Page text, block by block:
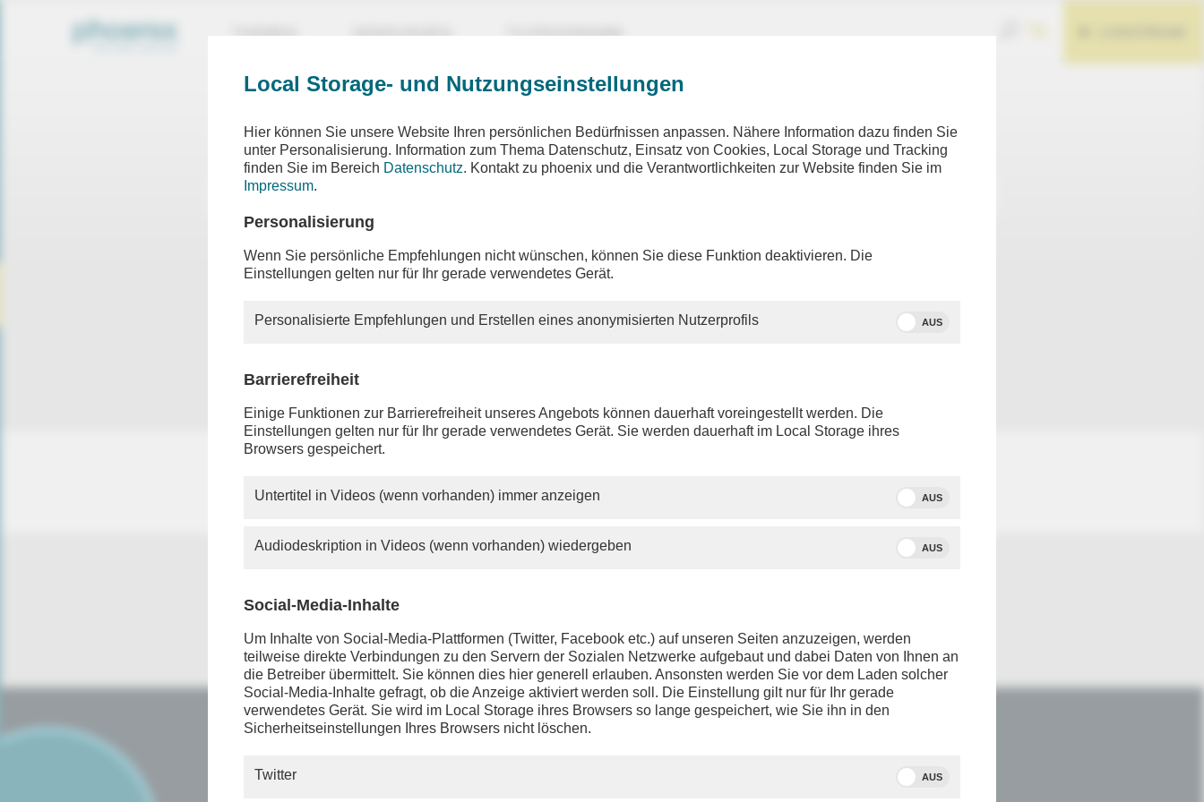
THEMEN SENDUNGEN TV-PROGRAMM
Teilen
Youtube
Facebook
Local Storage- und Nutzungseinstellungen
Hier können Sie unsere Website Ihren persönlichen Bedürfnissen anpassen. Nähere Information dazu finden Sie
unter Personalisierung. Information zum Thema Datenschutz, Einsatz von Cookies, Local Storage und Tracking
finden Sie im Bereich Datenschutz. Kontakt zu phoenix und die Verantwortlichkeiten zur Website finden Sie im
Impressum.
Personalisierung
Wenn Sie persönliche Empfehlungen nicht wünschen, können Sie diese Funktion deaktivieren. Die
Einstellungen gelten nur für Ihr gerade verwendetes Gerät.
Personalisierte Empfehlungen und Erstellen eines anonymisierten Nutzerprofils AUS
Barrierefreiheit
Einige Funktionen zur Barrierefreiheit unseres Angebots können dauerhaft voreingestellt werden. Die
Einstellungen gelten nur für Ihr gerade verwendetes Gerät. Sie werden dauerhaft im Local Storage ihres
Browsers gespeichert.
Untertitel in Videos (wenn vorhanden) immer anzeigen AUS
Audiodeskription in Videos (wenn vorhanden) wiedergeben AUS
Social-Media-Inhalte
Um Inhalte von Social-Media-Plattformen (Twitter, Facebook etc.) auf unseren Seiten anzuzeigen, werden
teilweise direkte Verbindungen zu den Servern der Sozialen Netzwerke aufgebaut und dabei Daten von Ihnen an
die Betreiber übermittelt. Sie können dies hier generell erlauben. Ansonsten werden Sie vor dem Laden solcher
Social-Media-Inhalte gefragt, ob die Anzeige aktiviert werden soll. Die Einstellung gilt nur für Ihr gerade
verwendetes Gerät. Sie wird im Local Storage ihres Browsers so lange gespeichert, wie Sie ihn in den
Sicherheitseinstellungen Ihres Browsers nicht löschen.
Twitter AUS